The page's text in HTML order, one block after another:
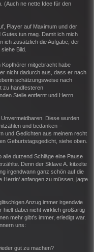
(Auch ne nette Idee für den
Player auf Maximum und der
tun mag. Damit ich mich
ich zusätzlich die Aufgabe, der
Bild.
mitgebracht habe
nicht dadurch aus, dass er nach
schätzungsweise nach
zu handfesteren
Stelle entfernt und Herrn
Diese wurden
und bedanken –
und Gedichten aus meinem recht
Geburtstagsgedicht, siehe oben.
alle dutzend Schläge eine Pause
Denn der Sklave A. kitzelte
irgendwann ganz schön auf die
Herrin‘ anfangen zu müssen, jagte
Anzug immer irgendwie
hielt dabei nicht wirklich großartig
mehr gibt’s immer, erledigt war.
uns:
gut zu machen?